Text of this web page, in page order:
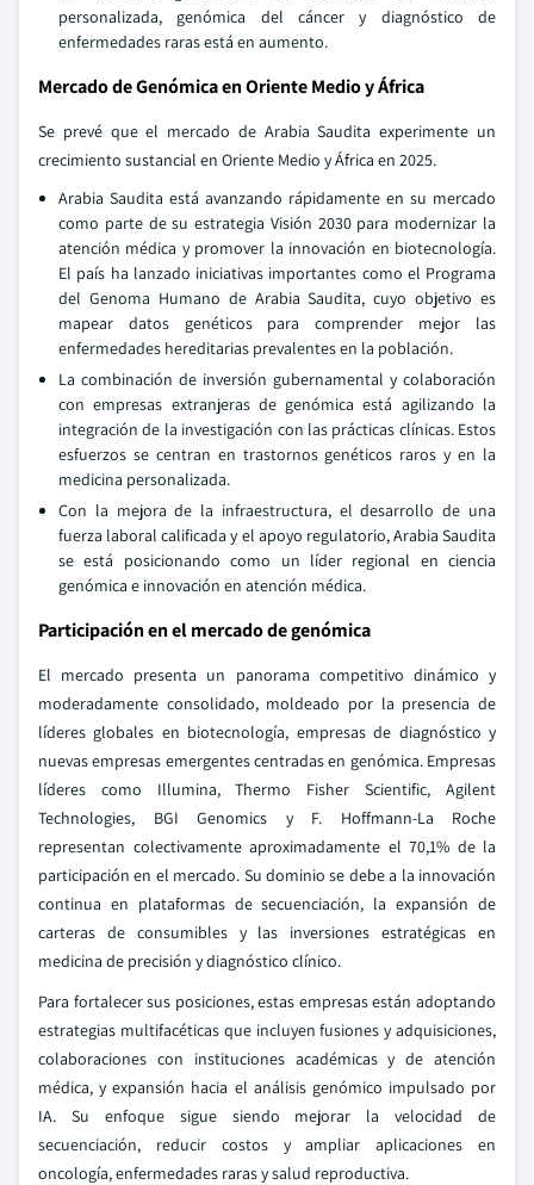
personalizada, genómica del cáncer y diagnóstico de
enfermedades raras está en aumento.
Mercado de Genómica en Oriente Medio y África
Se prevé que el mercado de Arabia Saudita experimente un
crecimiento sustancial en Oriente Medio y África en 2025.
Arabia Saudita está avanzando rápidamente en su mercado
como parte de su estrategia Visión 2030 para modernizar la
atención médica y promover la innovación en biotecnología.
El país ha lanzado iniciativas importantes como el Programa
del Genoma Humano de Arabia Saudita, cuyo objetivo es
mapear datos genéticos para comprender mejor las
enfermedades hereditarias prevalentes en la población.
La combinación de inversión gubernamental y colaboración
con empresas extranjeras de genómica está agilizando la
integración de la investigación con las prácticas clínicas. Estos
esfuerzos se centran en trastornos genéticos raros y en la
medicina personalizada.
Con la mejora de la infraestructura, el desarrollo de una
fuerza laboral calificada y el apoyo regulatorio, Arabia Saudita
se está posicionando como un líder regional en ciencia
genómica e innovación en atención médica.
Participación en el mercado de genómica
El mercado presenta un panorama competitivo dinámico y
moderadamente consolidado, moldeado por la presencia de
líderes globales en biotecnología, empresas de diagnóstico y
nuevas empresas emergentes centradas en genómica. Empresas
líderes como Illumina, Thermo Fisher Scientific, Agilent
Technologies, BGI Genomics y F. Hoffmann-La Roche
representan colectivamente aproximadamente el 70,1% de la
participación en el mercado. Su dominio se debe a la innovación
continua en plataformas de secuenciación, la expansión de
carteras de consumibles y las inversiones estratégicas en
medicina de precisión y diagnóstico clínico.
Para fortalecer sus posiciones, estas empresas están adoptando
estrategias multifacéticas que incluyen fusiones y adquisiciones,
colaboraciones con instituciones académicas y de atención
médica, y expansión hacia el análisis genómico impulsado por
IA. Su enfoque sigue siendo mejorar la velocidad de
secuenciación, reducir costos y ampliar aplicaciones en
oncología, enfermedades raras y salud reproductiva.